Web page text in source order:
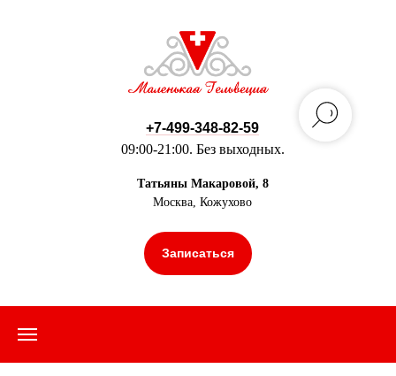
+7-499-348-82-59
09:00-21:00. Без выходных.
Татьяны Макаровой, 8
Москва, Кожухово
Записаться